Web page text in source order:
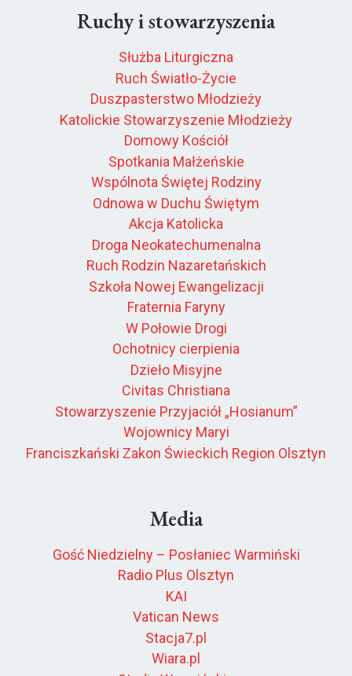
Ruchy i stowarzyszenia
Służba Liturgiczna
Ruch Światło-Życie
Duszpasterstwo Młodzieży
Katolickie Stowarzyszenie Młodzieży
Domowy Kościół
Spotkania Małżeńskie
Wspólnota Świętej Rodziny
Odnowa w Duchu Świętym
Akcja Katolicka
Droga Neokatechumenalna
Ruch Rodzin Nazaretańskich
Szkoła Nowej Ewangelizacji
Fraternia Faryny
W Połowie Drogi
Ochotnicy cierpienia
Dzieło Misyjne
Civitas Christiana
Stowarzyszenie Przyjaciół „Hosianum”
Wojownicy Maryi
Franciszkański Zakon Świeckich Region Olsztyn
Media
Gość Niedzielny – Posłaniec Warmiński
Radio Plus Olsztyn
KAI
Vatican News
Stacja7.pl
Wiara.pl